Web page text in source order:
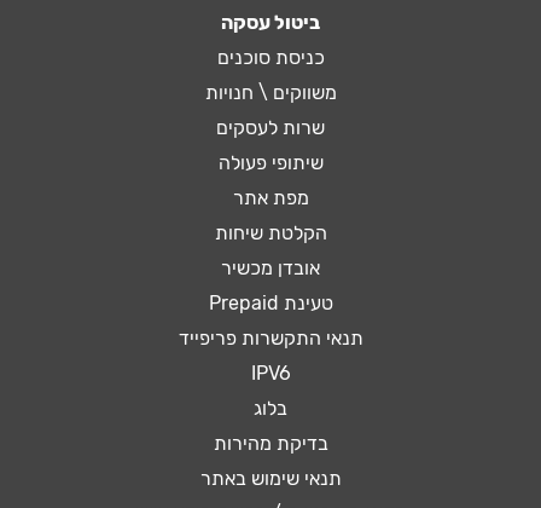
ביטול עסקה
כניסת סוכנים
משווקים \ חנויות
שרות לעסקים
שיתופי פעולה
מפת אתר
הקלטת שיחות
אובדן מכשיר
טעינת Prepaid
תנאי התקשרות פריפייד
IPV6
בלוג
בדיקת מהירות
תנאי שימוש באתר